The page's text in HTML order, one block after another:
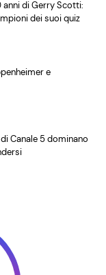
anni di Gerry Scotti:
dei suoi quiz
e
Canale 5 dominano